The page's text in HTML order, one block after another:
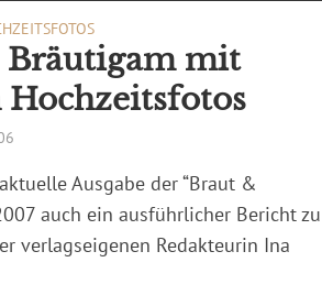
Bräutigam mit
Hochzeitsfotos
Ausgabe der “Braut &
auch ein ausführlicher Bericht zu
verlagseigenen Redakteurin Ina